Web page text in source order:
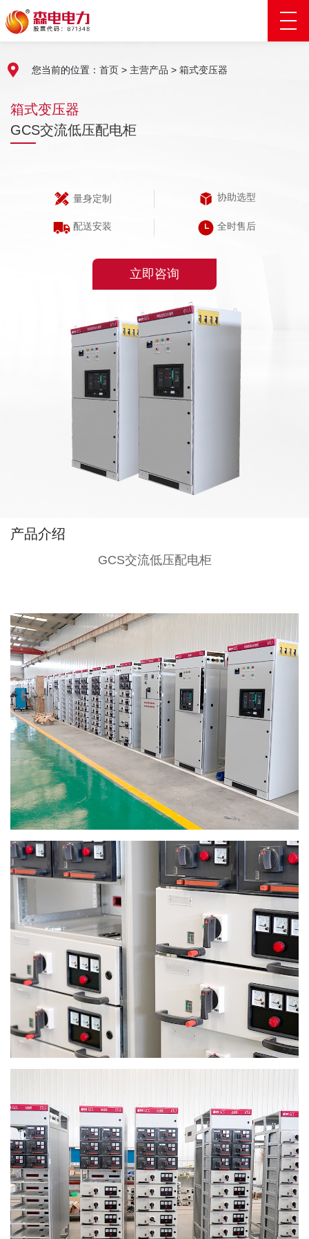
您当前的位置： 首页 > 主营产品 > 箱式变压器
箱式变压器
GCS交流低压配电柜
量身定制 协助选型
配送安装 全时售后
立即咨询
产品介绍
GCS交流低压配电柜